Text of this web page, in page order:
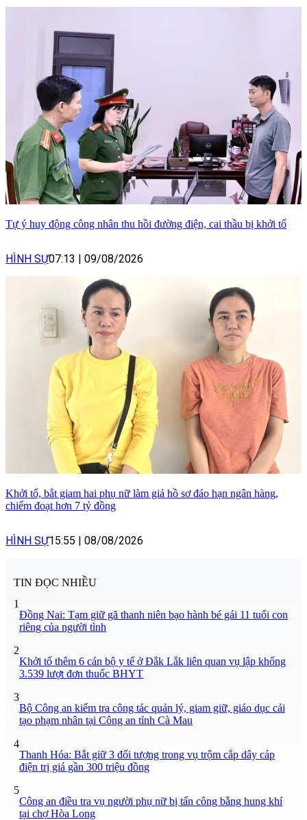
Tự ý huy động công nhân thu hồi đường điện, cai thầu bị khởi tố
HÌNH SỰ07:13 09/08/2026
Khởi tố, bắt giam hai phụ nữ làm giả hồ sơ đáo hạn ngân hàng,
chiếm đoạt hơn 7 tỷ đồng
HÌNH SỰ15:55 08/08/2026
TIN ĐỌC NHIỀU
1
Đồng Nai: Tạm giữ gã thanh niên bạo hành bé gái 11 tuổi con
riêng của người tình
2
Khởi tố thêm 6 cán bộ y tế ở Đắk Lắk liên quan vụ lập khống
3.539 lượt đơn thuốc BHYT
3
Bộ Công an kiểm tra công tác quản lý, giam giữ, giáo dục cải
tạo phạm nhân tại Công an tỉnh Cà Mau
4
Thanh Hóa: Bắt giữ 3 đối tượng trong vụ trộm cắp dây cáp
điện trị giá gần 300 triệu đồng
5
Công an điều tra vụ người phụ nữ bị tấn công bằng hung khí
tại chợ Hòa Long